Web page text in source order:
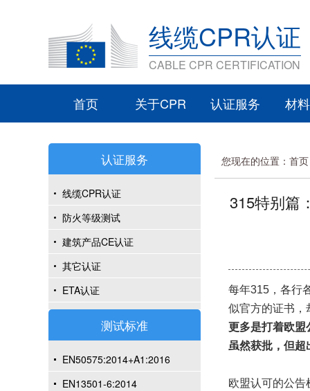
线缆CPR认证
CABLE CPR CERTIFICATION
首页 关于CPR 认证服务 材
认证服务
线缆CPR认证
防火等级测试
建筑产品CE认证
其它认证
ETA认证
测试标准
EN50575:2014+A1:2016
EN13501-6:2014
您现在的位置： 首页
315特别篇
每年315，各行
似官方的证书，
更多是打着欧
虽然获批，但
欧盟认可的公